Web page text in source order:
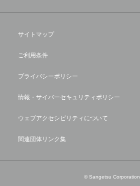
サイトマップ
ご利用条件
プライバシーポリシー
情報・サイバーセキュリティポリシー
ウェブアクセシビリティについて
関連団体リンク集
© Sangetsu Corporation